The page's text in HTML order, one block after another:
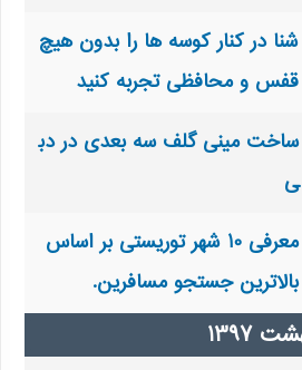
شنا در کنار کوسه ها را بدون هیچ
قفس و محافظی تجربه کنید
ساخت مینی گلف سه بعدی در دب
ی
معرفی 10 شهر توریستی بر اساس
بالاترین جستجو مسافرین.